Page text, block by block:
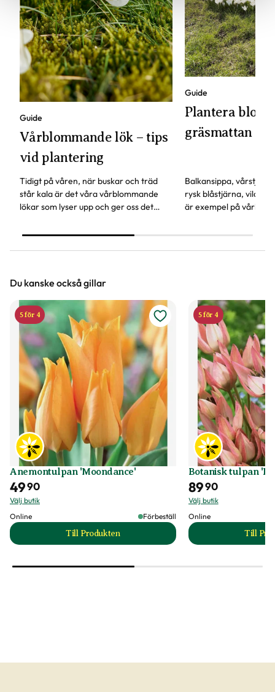
Guide
Vårblommande lök – tips
vid plantering
Tidigt på våren, när buskar och träd
står kala är det våra vårblommande
lökar som lyser upp och ger oss det
Guide
Plantera
gräsmattan
Balkansippa,
rysk blåstjärna,
är exempel på
roligt höstpyssel!
Du kanske också gillar
5 för 4
Anemontulpan 'Moondance'
4990
Välj butik
Online
Förbeställ
Till Produkten
till Anemontulpan 'Moondance' produktsida
5 för 4
Botanisk tulpan
8990
Välj butik
Online
Till